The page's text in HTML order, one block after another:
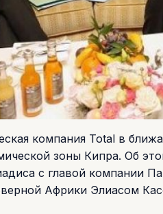
компания Total в
зоны Кипра. Об
с главой компании
Африки Элиасом